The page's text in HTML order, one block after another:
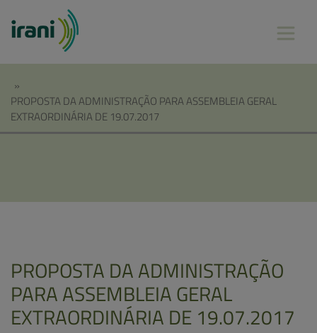
»
PROPOSTA DA ADMINISTRAÇÃO PARA ASSEMBLEIA GERAL
EXTRAORDINÁRIA DE 19.07.2017
PROPOSTA DA ADMINISTRAÇÃO
PARA ASSEMBLEIA GERAL
EXTRAORDINÁRIA DE 19.07.2017